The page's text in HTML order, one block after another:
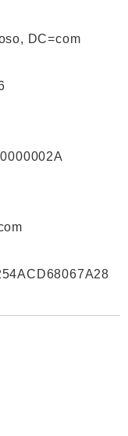
DC=com